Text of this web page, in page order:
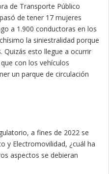
de Transporte Público
de tener 17 mujeres
a 1.900 conductoras en los
la siniestralidad porque
esto llegue a ocurrir
con los vehículos
un parque de circulación
a fines de 2022 se
y Electromovilidad, ¿cuál ha
aspectos se debieran